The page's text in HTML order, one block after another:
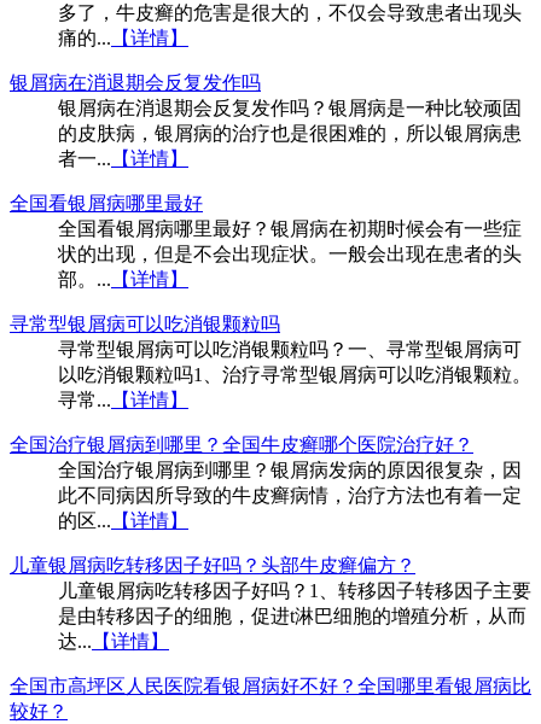
多了，牛皮癣的危害是很大的，不仅会导致患者出现头
痛的... 【详情】
银屑病在消退期会反复发作吗
银屑病在消退期会反复发作吗？银屑病是一种比较顽固
的皮肤病，银屑病的治疗也是很困难的，所以银屑病患
者一... 【详情】
全国看银屑病哪里最好
全国看银屑病哪里最好？银屑病在初期时候会有一些症
状的出现，但是不会出现症状。一般会出现在患者的头
部。... 【详情】
寻常型银屑病可以吃消银颗粒吗
寻常型银屑病可以吃消银颗粒吗？一、寻常型银屑病可
以吃消银颗粒吗1、治疗寻常型银屑病可以吃消银颗粒。
寻常... 【详情】
全国治疗银屑病到哪里？全国牛皮癣哪个医院治疗好？
全国治疗银屑病到哪里？银屑病发病的原因很复杂，因
此不同病因所导致的牛皮癣病情，治疗方法也有着一定
的区... 【详情】
儿童银屑病吃转移因子好吗？头部牛皮癣偏方？
儿童银屑病吃转移因子好吗？1、转移因子转移因子主要
是由转移因子的细胞，促进t淋巴细胞的增殖分析，从而
达... 【详情】
全国市高坪区人民医院看银屑病好不好？全国哪里看银屑病比
较好？